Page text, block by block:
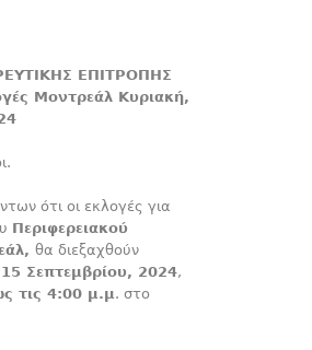
ΕΠΙΤΡΟΠΗΣ
Μοντρεάλ Κυριακή,
ότι οι εκλογές για
Περιφερειακού
θα διεξαχθούν
Σεπτεμβρίου, 2024,
τις 4:00 μ.μ. στο